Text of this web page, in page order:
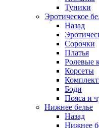
Туники
Эротическое
Назад
Сорочки
Платья
Ролевые
Корсеты
Боди
Пояса и
Нижнее белье
Назад
Нижнее